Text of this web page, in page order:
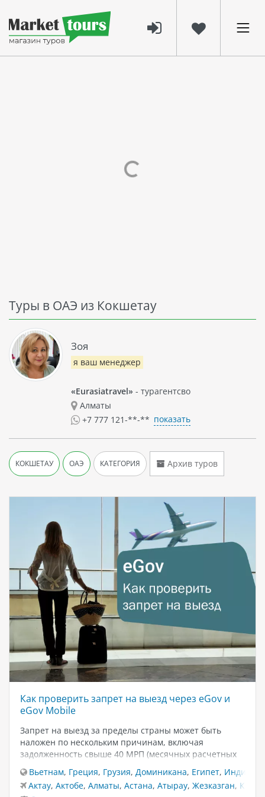
Туры в ОАЭ из Кокшетау
Как проверить запрет на выезд через eGov и
eGov Mobile
Запрет на выезд за пределы страны может быть
наложен по нескольким причинам, включая
задолженность свыше 40 МРП (месячных расчетных
месяцев. Чтобы избежать неудобств при пересечении
границы, важно своевременно проверять наличие
Вьетнам, Греция, Грузия, Доминикана, Египет, Индия
Актау, Актобе, Алматы, Астана, Атырау, Жезказган,
Зоя
я ваш менеджер
«Eurasiatravel» - турагентсво
Алматы
+7 777 121-**-** показать
КОКШЕТАУ ОАЭ КАТЕГОРИЯ Архив туров